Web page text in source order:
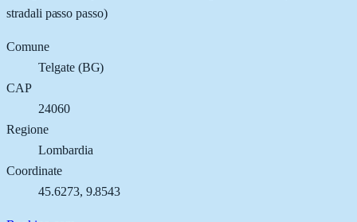
stradali passo passo)
Comune
Telgate(BG)
CAP
24060
Regione
Lombardia
Coordinate
45.6273, 9.8543